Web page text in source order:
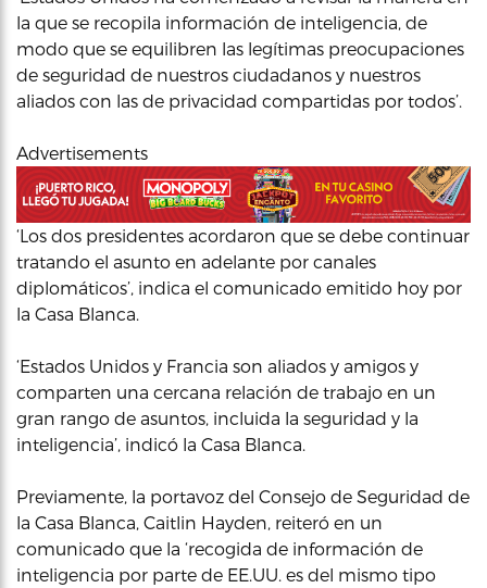
la que se recopila información de inteligencia, de
modo que se equilibren las legítimas preocupaciones
de seguridad de nuestros ciudadanos y nuestros
aliados con las de privacidad compartidas por todos’.
Advertisements
‘Los dos presidentes acordaron que se debe continuar
tratando el asunto en adelante por canales
diplomáticos’, indica el comunicado emitido hoy por
la Casa Blanca.
‘Estados Unidos y Francia son aliados y amigos y
comparten una cercana relación de trabajo en un
gran rango de asuntos, incluida la seguridad y la
inteligencia’, indicó la Casa Blanca.
Previamente, la portavoz del Consejo de Seguridad de
la Casa Blanca, Caitlin Hayden, reiteró en un
comunicado que la ‘recogida de información de
inteligencia por parte de EE.UU. es del mismo tipo